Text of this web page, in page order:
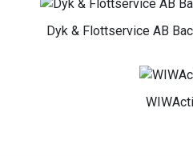
Dyk & Flottservice AB